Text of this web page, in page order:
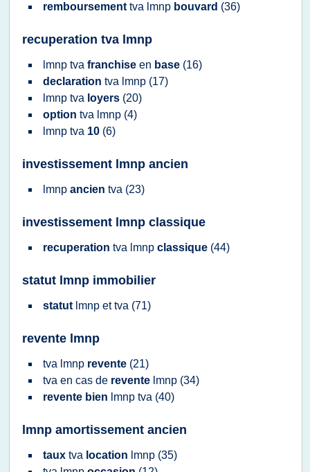
remboursement tva lmnp bouvard (36)
recuperation tva lmnp
lmnp tva franchise en base (16)
declaration tva lmnp (17)
lmnp tva loyers (20)
option tva lmnp (4)
lmnp tva 10 (6)
investissement lmnp ancien
lmnp ancien tva (23)
investissement lmnp classique
recuperation tva lmnp classique (44)
statut lmnp immobilier
statut lmnp ettva (71)
revente lmnp
tva lmnp revente (21)
tva en cas de revente lmnp (34)
revente bien lmnp tva (40)
lmnp amortissement ancien
taux tva location lmnp (35)